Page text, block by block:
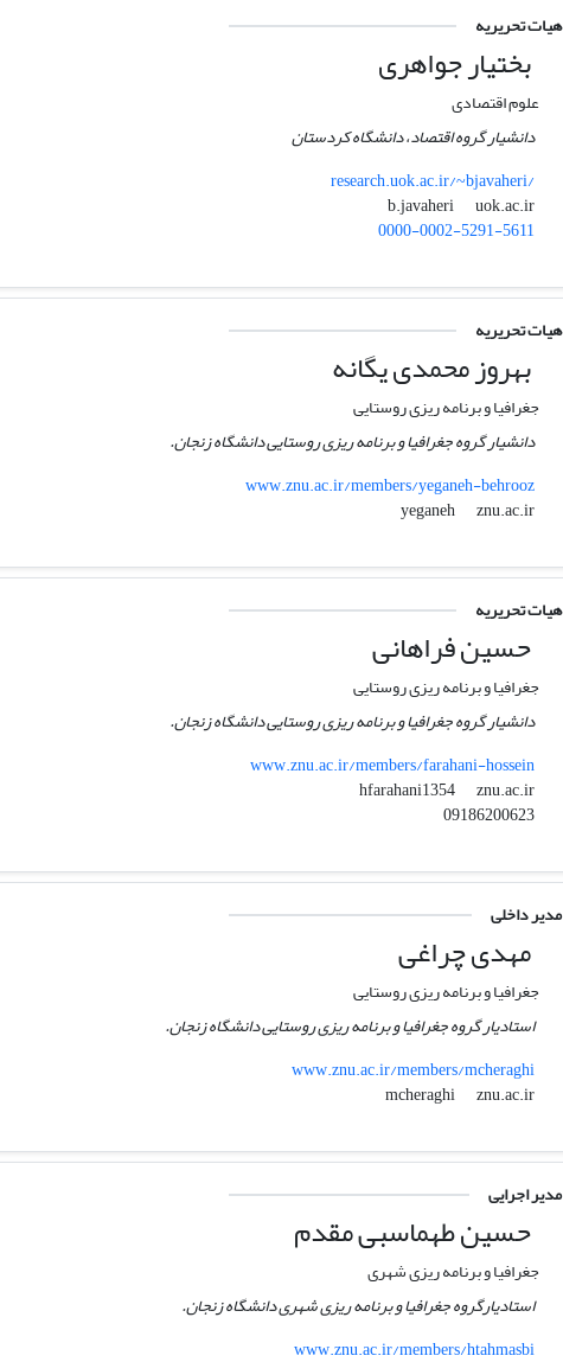
هیات تحریریه
بختیار جواهری
علوم اقتصادی
دانشیار گروه اقتصاد، دانشگاه کردستان
research.uok.ac.ir/~bjavaheri/
b.javaheri
uok.ac.ir
0000-0002-5291-5611
هیات تحریریه
بهروز محمدی یگانه
جغرافیا و برنامه ریزی روستایی
دانشیار گروه جغرافیا و برنامه ریزی روستایی دانشگاه زنجان.
www.znu.ac.ir/members/yeganeh-behrooz
yeganeh
znu.ac.ir
هیات تحریریه
حسین فراهانی
جغرافیا و برنامه ریزی روستایی
دانشیار گروه جغرافیا و برنامه ریزی روستایی دانشگاه زنجان.
www.znu.ac.ir/members/farahani-hossein
hfarahani1354
znu.ac.ir
09186200623
مدیر داخلی
مهدی چراغی
جغرافیا و برنامه ریزی روستایی
استادیار گروه جغرافیا و برنامه ریزی روستایی دانشگاه زنجان.
www.znu.ac.ir/members/mcheraghi
mcheraghi
znu.ac.ir
مدیر اجرایی
حسین طهماسبی مقدم
جغرافیا و برنامه ریزی شهری
استادیارگروه جغرافیا و برنامه ریزی شهری دانشگاه زنجان.
www.znu.ac.ir/members/htahmasbi